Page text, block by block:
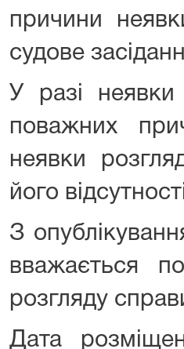
причини
судове
У разі неявки
поважних
неявки
його
З
вважається
розгляду
Дата